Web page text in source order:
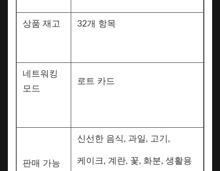
상품 재고 32개 항목
네트워킹
모드
로트 카드
판매 가능
신선한 음식, 과일, 고기,
케이크, 계란, 꽃, 화분, 생활용